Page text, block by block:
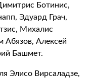
Ботинис,
Эдуард Грач,
Михалис
Абязов, Алексей
Башмет.
Элисо Вирсаладзе,